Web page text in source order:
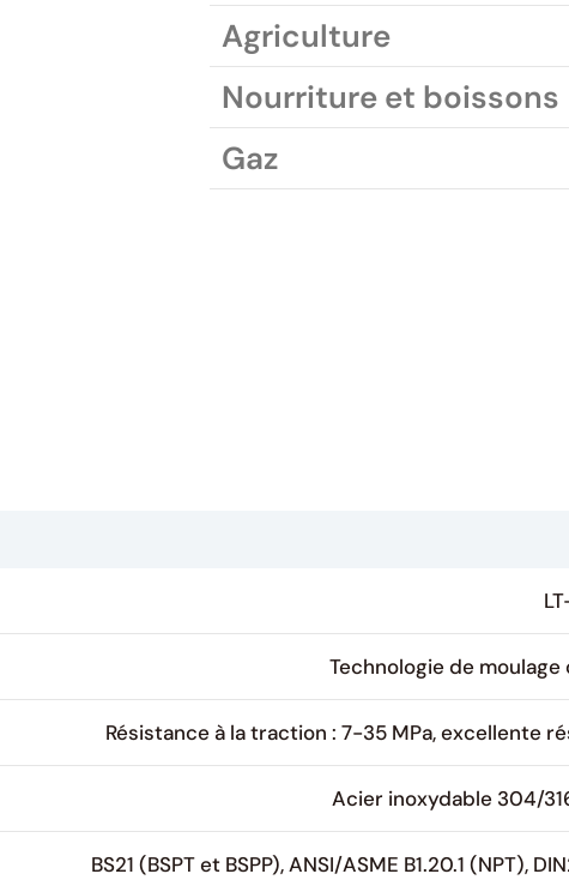
Agriculture
Nourriture et boissons
Gaz
Technologie de
Résistance à la traction : 7-35 MPa, excellente
Acier inoxydable 304/
BS21 (BSPT et BSPP), ANSI/ASME B1.20.1 (NPT),